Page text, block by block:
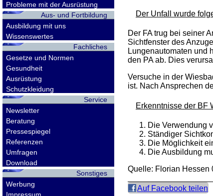
Probleme mit der Ausrüstung
Aus- und Fortbildung
Ausbildung mit uns
Wissenswertes
Fachliches
Gesetze und Normen
Gesundheit
Ausrüstung
Schutzkleidung
Service
Newsletter
Beratung
Pressespiegel
Referenzen
Umfragen
Download
Sonstiges
Werbung
Der Unfall wurde
Der FA trug bei seiner
Sichtfenster des
Lungenautomaten und
den PA ab. Dies
Versuche in der
ist. Nach Ansprechen
Erkenntnisse der BF
Die Verwendung
Ständiger
Die Möglichkeit
Die Ausbildung
Quelle: Florian Hessen
Auf Facebook teilen